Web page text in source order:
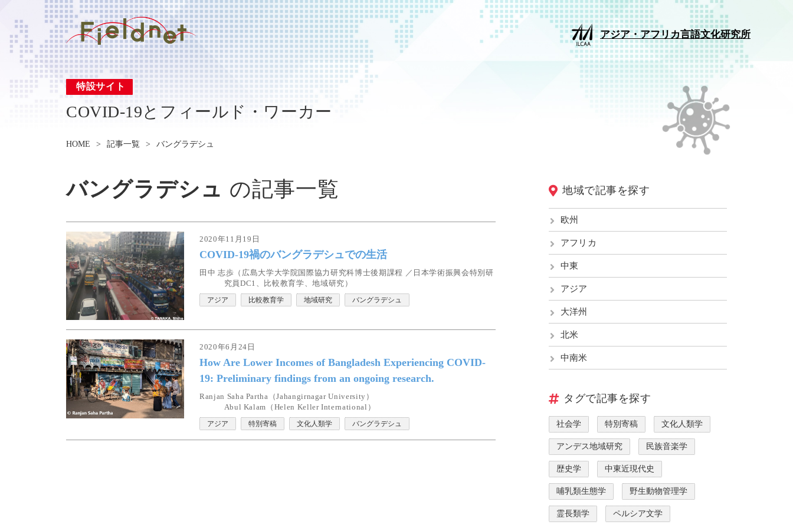
アジア・アフリカ言語文化研究所
特設サイト
COVID-19とフィールド・ワーカー
HOME 記事一覧 バングラデシュ
バングラデシュ の記事一覧
2020年11月19日
COVID-19禍のバングラデシュでの生活
田中 志歩（広島大学大学院国際協力研究科博士後期課程 ／日本学術振興会特別研
究員DC1、比較教育学、地域研究）
アジア 比較教育学 地域研究 バングラデシュ
2020年6月24日
How Are Lower Incomes of Bangladesh Experiencing COVID-
19: Preliminary findings from an ongoing research.
Ranjan Saha Partha（Jahangirnagar University）
Abul Kalam（Helen Keller International）
アジア 特別寄稿 文化人類学 バングラデシュ
地域で記事を探す
欧州
アフリカ
中東
アジア
大洋州
北米
中南米
タグで記事を探す
社会学 特別寄稿 文化人類学
アンデス地域研究 民族音楽学
歴史学 中東近現代史
哺乳類生態学 野生動物管理学
霊長類学 ペルシア文学